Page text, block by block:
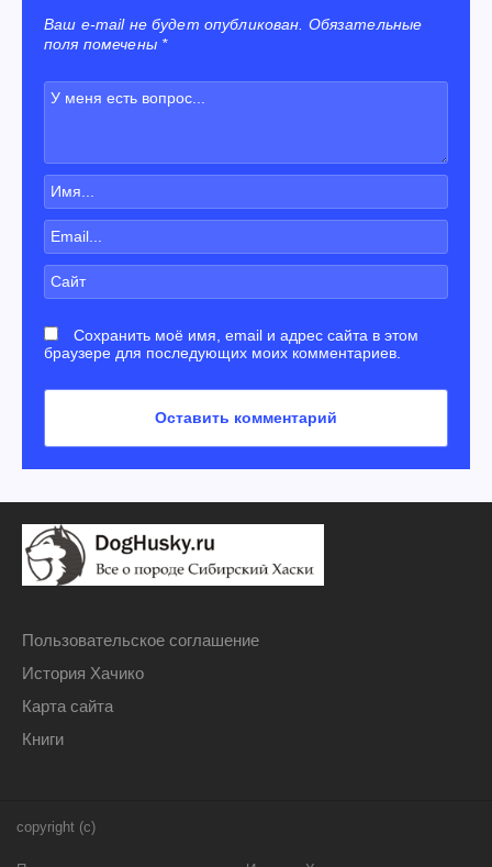
Ваш e-mail не будет опубликован. Обязательные
поля помечены *
Сохранить моё имя, email и адрес сайта в этом
браузере для последующих моих комментариев.
Пользовательское соглашение
История Хачико
Карта сайта
Книги
copyright (c)